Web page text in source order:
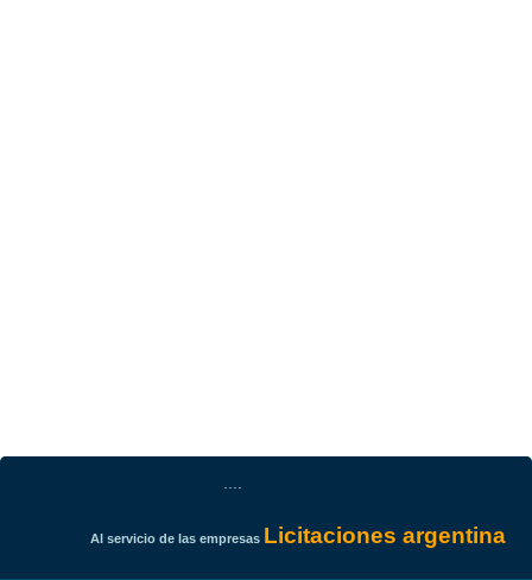
Al servicio de las empresas Licitaciones argentina